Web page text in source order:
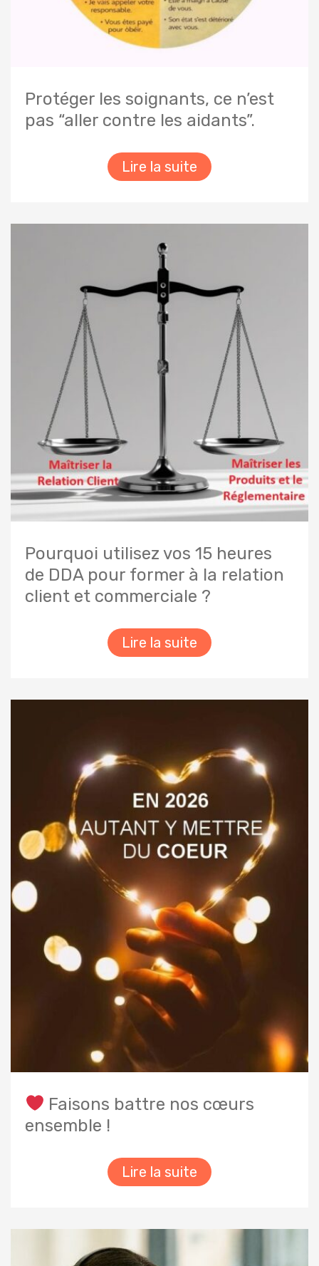
Protéger les soignants, ce n’est
pas “aller contre les aidants”.
Lire la suite
Pourquoi utilisez vos 15 heures
de DDA pour former à la relation
client et commerciale ?
Lire la suite
Faisons battre nos cœurs
ensemble !
Lire la suite